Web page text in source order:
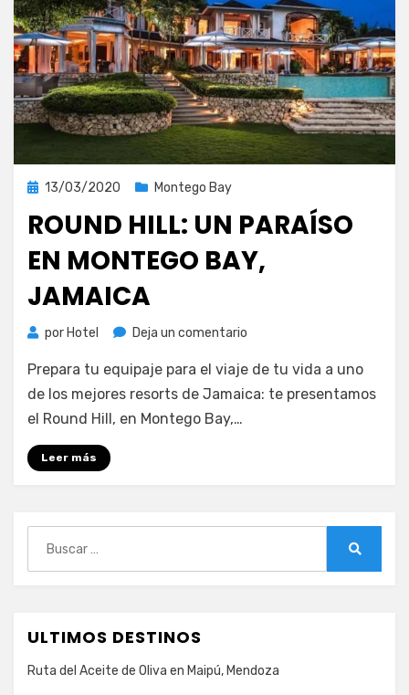
Publicada
13/03/2020 Montego Bay
ROUND HILL: UN PARAÍSO
EN MONTEGO BAY,
JAMAICA
por Hotel Deja un comentario
Hill:
un
Prepara tu equipaje para el viaje de tu vida a uno
de los mejores resorts de Jamaica: te presentamos
el Round Hill, en Montego Bay,…
Leer más
ULTIMOS DESTINOS
Ruta del Aceite de Oliva en Maipú, Mendoza